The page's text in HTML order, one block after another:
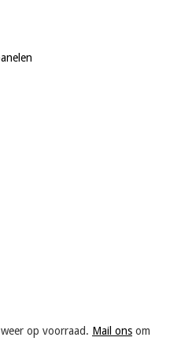
op voorraad. Mail ons om